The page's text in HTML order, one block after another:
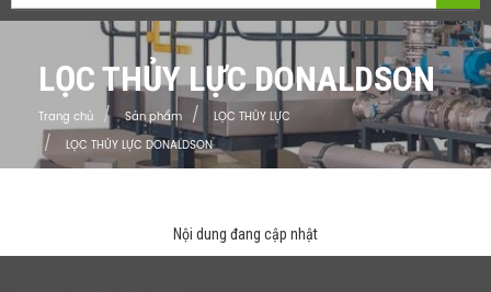
LỌC THỦY LỰC DONALDSON
Trang chủ Sản phẩm LỌC THỦY LỰC
LỌC THỦY LỰC DONALDSON
Nội dung đang cập nhật